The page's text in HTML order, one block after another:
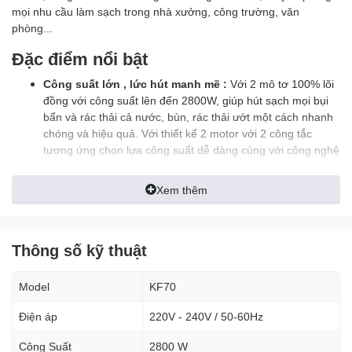
mọi nhu cầu làm sạch trong nhà xưởng, công trường, văn
phòng...
Đặc điểm nổi bật
Công suất lớn , lức hút manh mẽ : Với 2 mô tơ 100% lõi
đồng với công suất lên đến 2800W, giúp hút sạch mọi bụi
bẩn và rác thải cả nước, bùn, rác thải ướt một cách nhanh
chóng và hiệu quả. Với thiết kế 2 motor với 2 công tắc
tương ứng chọn lựa công suất dễ dàng cùng với công nghệ
làm mát máy tuần hoàn giúp kéo dài độ bền của máy.
Dung tích thùng chứa lớn:
sức chứa lên tới 70 lít cho phép làm việc liên tục trong thời
Bộ lọc HEPA :Túi lọc HEPA có tác dụng lọc sạch bụi bẩn
nhất các nguy cơ dị ứng cho cả gia đình.
nhau, phù hợp với nhiều mục đích sử dụng như: hút bụi
bụi trên bàn ghế, hút bụi trên đồ điện tử,...
Xem thêm
Thông số kỹ thuật
Model KF70
Điện áp 220V - 240V / 50-60Hz
Công Suất 2800 W